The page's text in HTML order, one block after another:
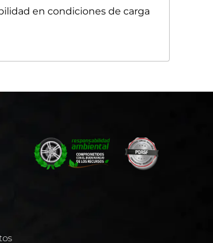
en condiciones de carga